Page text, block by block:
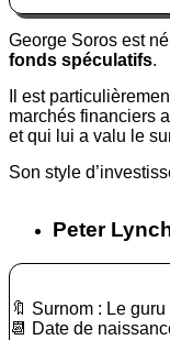
George Soros est
fonds spéculatifs.
Il est
marchés financiers
et qui lui a valu le
Son style
Peter
🔖 Surnom : Le
📆 Date de